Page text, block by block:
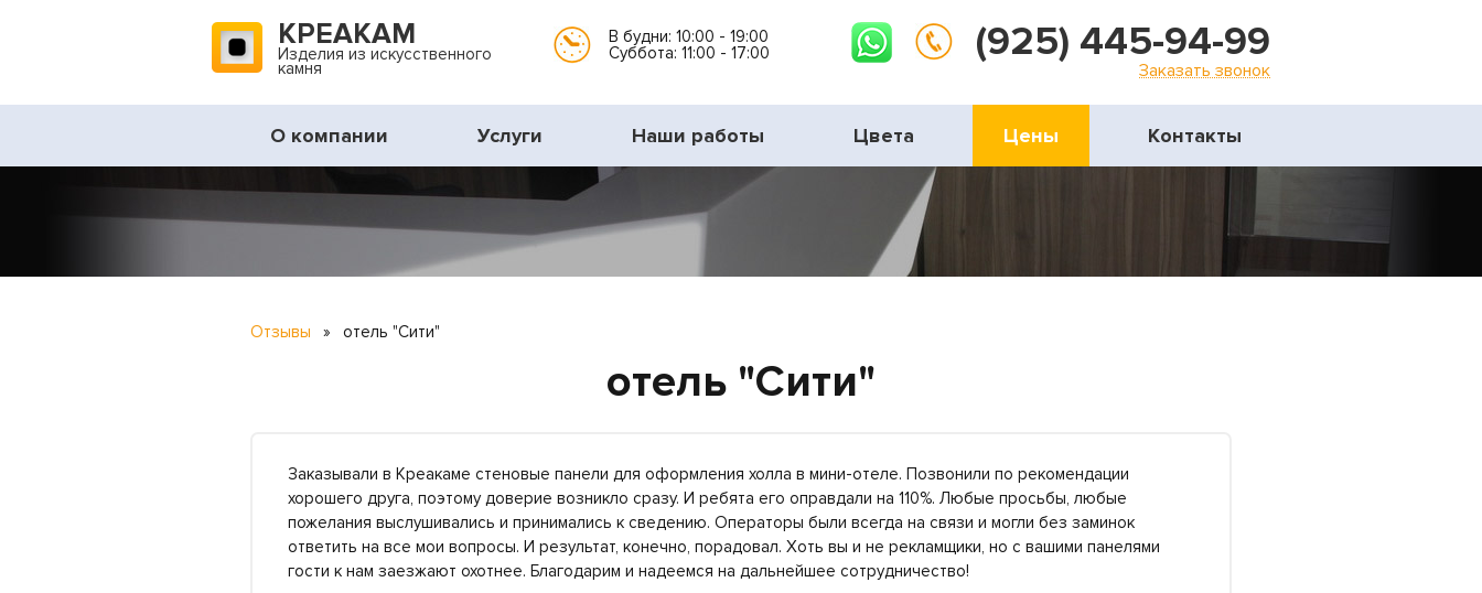
КРЕАКАМ
Изделия из искусственного
камня
В будни: 10:00 - 19:00
Суббота: 11:00 - 17:00
(925) 445-94-99
Заказать звонок
О компании Услуги Наши работы Цвета Цены Контакты
Отзывы » отель "Сити"
отель "Сити"
Заказывали в Креакаме стеновые панели для оформления холла в мини-отеле. Позвонили по рекомендации
хорошего друга, поэтому доверие возникло сразу. И ребята его оправдали на 110%. Любые просьбы, любые
пожелания выслушивались и принимались к сведению. Операторы были всегда на связи и могли без заминок
ответить на все мои вопросы. И результат, конечно, порадовал. Хоть вы и не рекламщики, но с вашими панелями
гости к нам заезжают охотнее. Благодарим и надеемся на дальнейшее сотрудничество!